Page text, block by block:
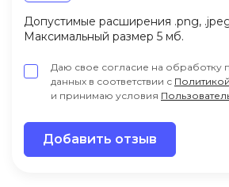
Допустимые расширения .png,
Максимальный размер 5 мб.
Даю свое согласие на обработку
данных в соответствии с
и принимаю условия
Добавить отзыв